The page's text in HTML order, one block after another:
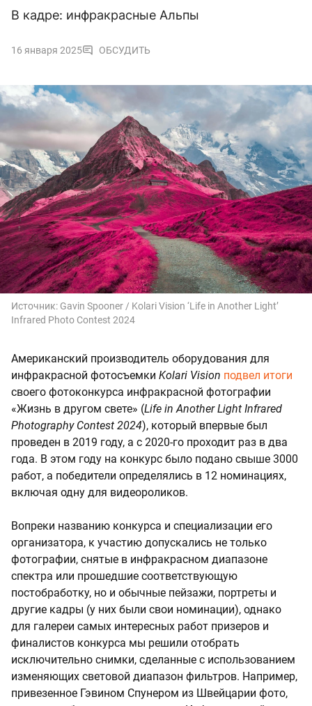
В кадре: инфракрасные Альпы
16 января 2025 ОБСУДИТЬ
Источник: Gavin Spooner / Kolari Vision ‘Life in Another Light’
Infrared Photo Contest 2024
Американский производитель оборудования для
инфракрасной фотосъемки Kolari Vision подвел итоги
своего фотоконкурса инфракрасной фотографии
«Жизнь в другом свете» (Life in Another Light Infrared
Photography Contest 2024), который впервые был
проведен в 2019 году, а с 2020-го проходит раз в два
года. В этом году на конкурс было подано свыше 3000
работ, а победители определялись в 12 номинациях,
включая одну для видеороликов.
Вопреки названию конкурса и специализации его
организатора, к участию допускались не только
фотографии, снятые в инфракрасном диапазоне
спектра или прошедшие соответствующую
постобработку, но и обычные пейзажи, портреты и
другие кадры (у них были свои номинации), однако
для галереи самых интересных работ призеров и
финалистов конкурса мы решили отобрать
исключительно снимки, сделанные с использованием
изменяющих световой диапазон фильтров. Например,
привезенное Гэвином Спунером из Швейцарии фото,